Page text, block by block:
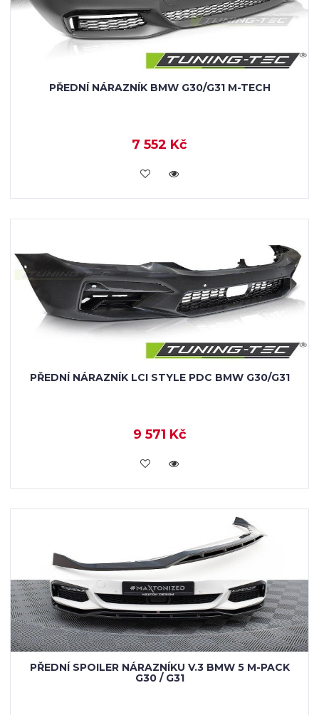
PŘEDNÍ NÁRAZNÍK BMW G30/G31 M-TECH
7 552 Kč
KOUPIT
PŘEDNÍ NÁRAZNÍK LCI STYLE PDC BMW G30/G31
9 571 Kč
KOUPIT
PŘEDNÍ SPOILER NÁRAZNÍKU V.3 BMW 5 M-PACK
G30 / G31